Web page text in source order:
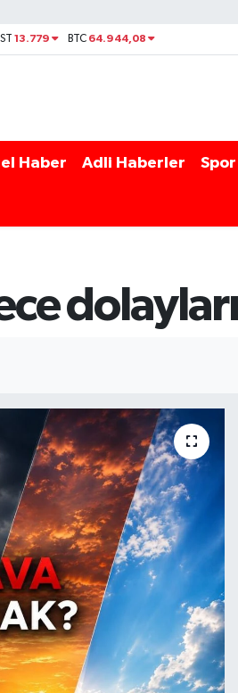
13.779 BTC 64.944,08
Haber Adli Haberler Spor